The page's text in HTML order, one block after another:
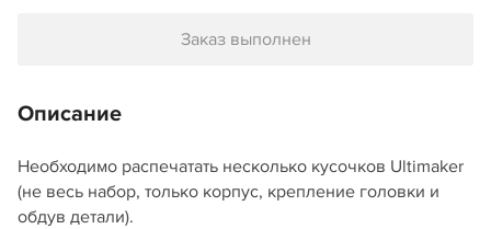
Заказ выполнен
Описание
Необходимо распечатать несколько кусочков Ultimaker
(не весь набор, только корпус, крепление головки и
обдув детали).